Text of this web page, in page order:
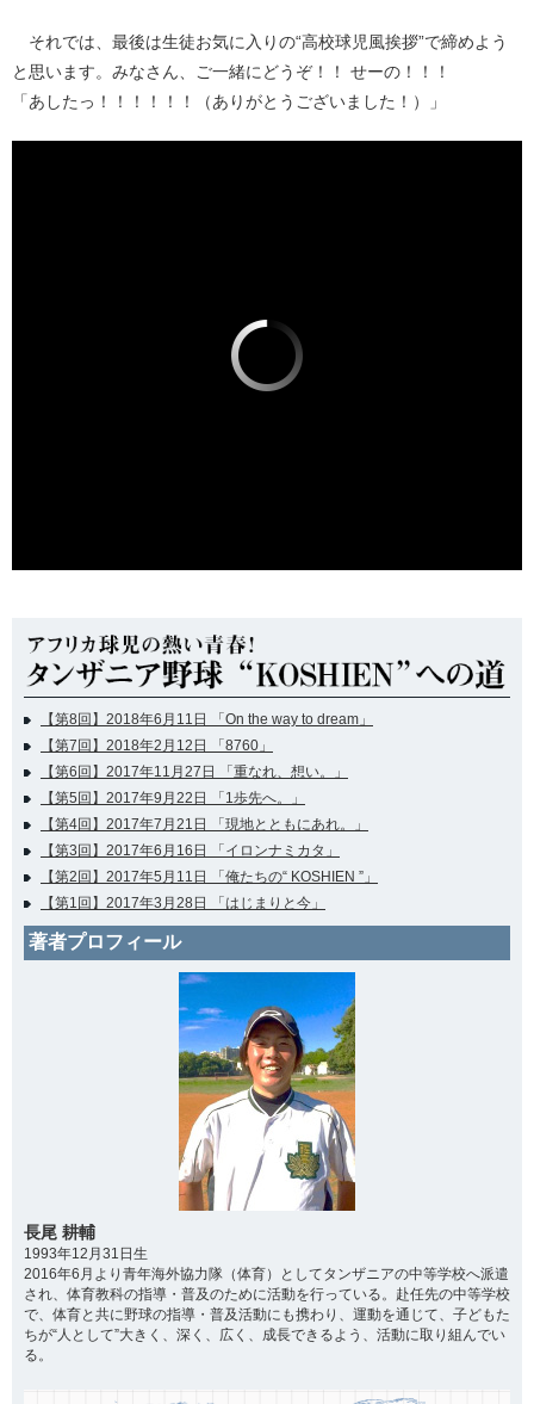
それでは、最後は生徒お気に入りの“高校球児風挨拶”で締めよう
と思います。みなさん、ご一緒にどうぞ！！ せーの！！！
「あしたっ！！！！！！（ありがとうございました！）」
【第8回】2018年6月11日 「On the way to dream」
【第7回】2018年2月12日 「8760」
【第6回】2017年11月27日 「重なれ、想い。」
【第5回】2017年9月22日 「1歩先へ。」
【第4回】2017年7月21日 「現地とともにあれ。」
【第3回】2017年6月16日 「イロンナミカタ」
【第2回】2017年5月11日 「俺たちの“ KOSHIEN ”」
【第1回】2017年3月28日 「はじまりと今」
著者プロフィール
長尾 耕輔
1993年12月31日生
2016年6月より青年海外協力隊（体育）としてタンザニアの中等学校へ派遣
され、体育教科の指導・普及のために活動を行っている。赴任先の中等学校
で、体育と共に野球の指導・普及活動にも携わり、運動を通じて、子どもた
ちが“人として”大きく、深く、広く、成長できるよう、活動に取り組んでい
る。